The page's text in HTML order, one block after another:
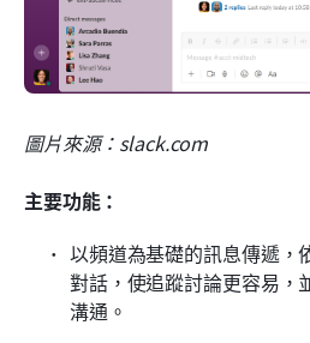
圖片來源：slack.com
主要功能：
以頻道為基礎的訊息傳遞，
對話，使追蹤討論更容易，
溝通。